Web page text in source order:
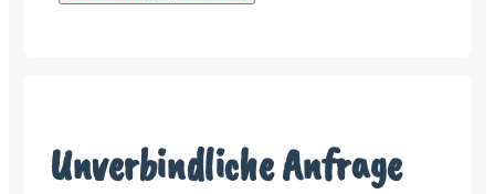
Unverbindliche Anfrage